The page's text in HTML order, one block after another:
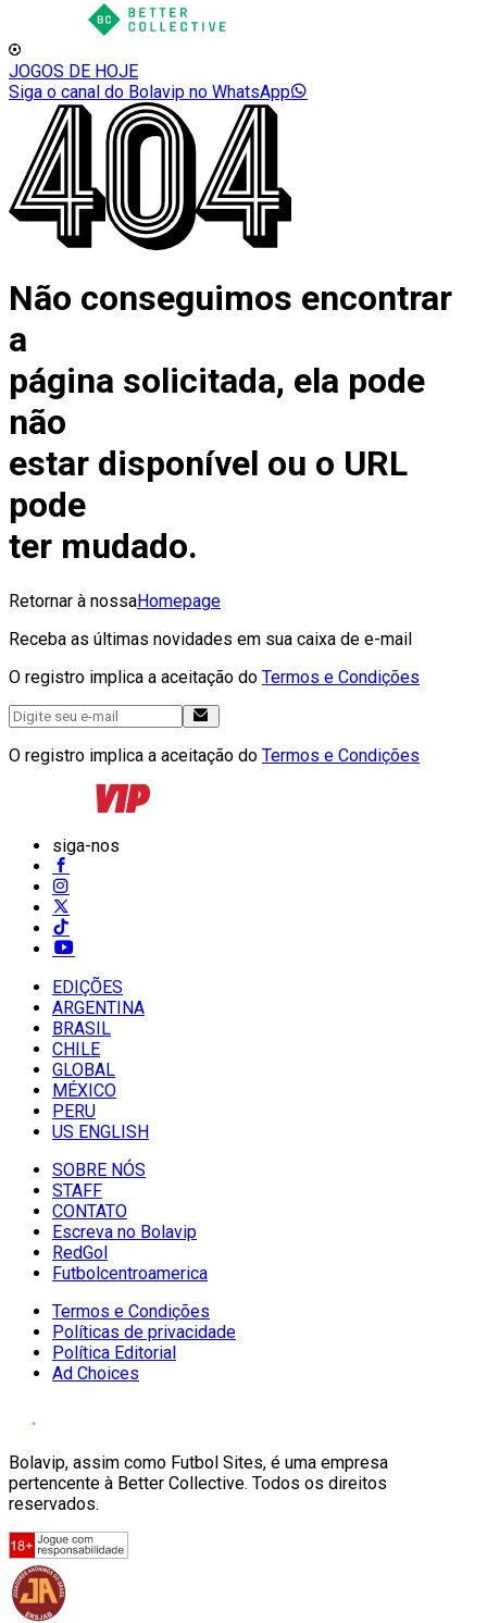
JOGOS DE HOJE
Siga o canal do Bolavip no WhatsApp
Não conseguimos encontrar
a
página solicitada, ela pode
não
estar disponível ou o URL
pode
ter mudado.
Retornar à nossaHomepage
Receba as últimas novidades em sua caixa de e-mail
O registro implica a aceitação do Termos e Condições
O registro implica a aceitação do Termos e Condições
siga-nos
EDIÇÕES
ARGENTINA
BRASIL
CHILE
GLOBAL
MÉXICO
PERU
US ENGLISH
SOBRE NÓS
STAFF
CONTATO
Escreva no Bolavip
RedGol
Futbolcentroamerica
Termos e Condições
Políticas de privacidade
Política Editorial
Ad Choices
Bolavip, assim como Futbol Sites, é uma empresa
pertencente à Better Collective. Todos os direitos
reservados.